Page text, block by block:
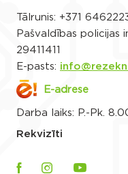
Tālrunis: +371
Pašvaldības policijas
29411411
E-pasts:
E-adrese
Darba laiks: P.-Pk.
Rekvizīti